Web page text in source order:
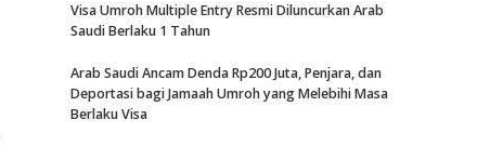
Visa Umroh Multiple Entry Resmi Diluncurkan Arab
Saudi Berlaku 1 Tahun
Arab Saudi Ancam Denda Rp200 Juta, Penjara, dan
Deportasi bagi Jamaah Umroh yang Melebihi Masa
Berlaku Visa